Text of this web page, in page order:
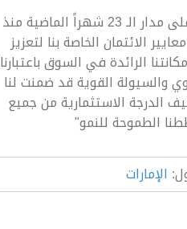
وعلق فيروز تارابور ، الرئيس التنفيذي لشركة دبي لصناعات الطيران قائلاً: "على مدار الـ 23 شهراً الماضية منذ
الائتمان الخاصة بنا لتعزيز
الرائدة في السوق باعتبارنا
والسيولة القوية قد ضمنت لنا
الدرجة الاستثمارية من جميع
الطموحة للنمو"
الإمارات